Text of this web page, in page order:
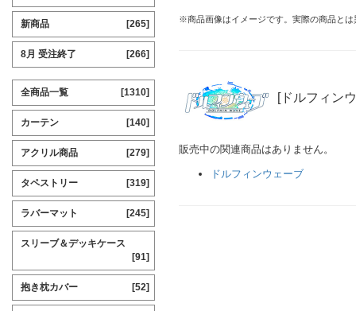
※商品画像はイメージです。実際の商品と
[ドルフィン
販売中の関連商品はありません。
ドルフィンウェーブ
新商品 [265]
8月 受注終了 [266]
全商品一覧 [1310]
カーテン [140]
アクリル商品 [279]
タペストリー [319]
ラバーマット [245]
スリーブ＆デッキケース
[91]
抱き枕カバー [52]